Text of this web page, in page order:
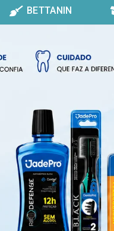
BETTANIN